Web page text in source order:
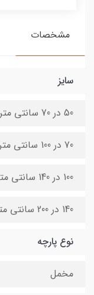
مشخصات
سایز
50 در 70 سانتی متر
70 در 100 سانتی متر
100 در 140 سانتی متر
140 در 200 سانتی متر
نوع پارچه
مخمل